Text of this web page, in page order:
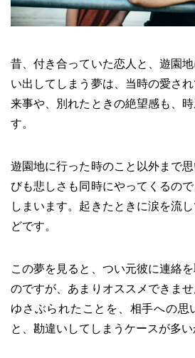
昔、付き合っていた恋人と、遊園
い出してしまう夢は、当時の愛さ
来事や、別れたときの絶望感も、
す。
遊園地に行った時のこと以外まで
びも悲しさも同時にやってくるの
しまいます。起きたときに涙を流
どです。
この夢を見ると、つい元彼に連絡
のですが、あまりオススメできま
ゆさぶられたことを、相手への思
と、勘違いしてしまうケースが多い